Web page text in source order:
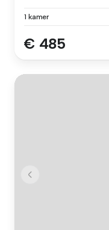
1 kamer
€ 485